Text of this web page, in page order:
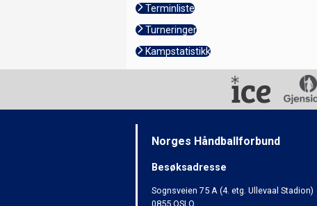
Terminliste
Turneringer
Kampstatistikk
Norges Håndballforbund
Besøksadresse
Sognsveien 75 A (4. etg. Ullevaal Stadion)
0855 OSLO